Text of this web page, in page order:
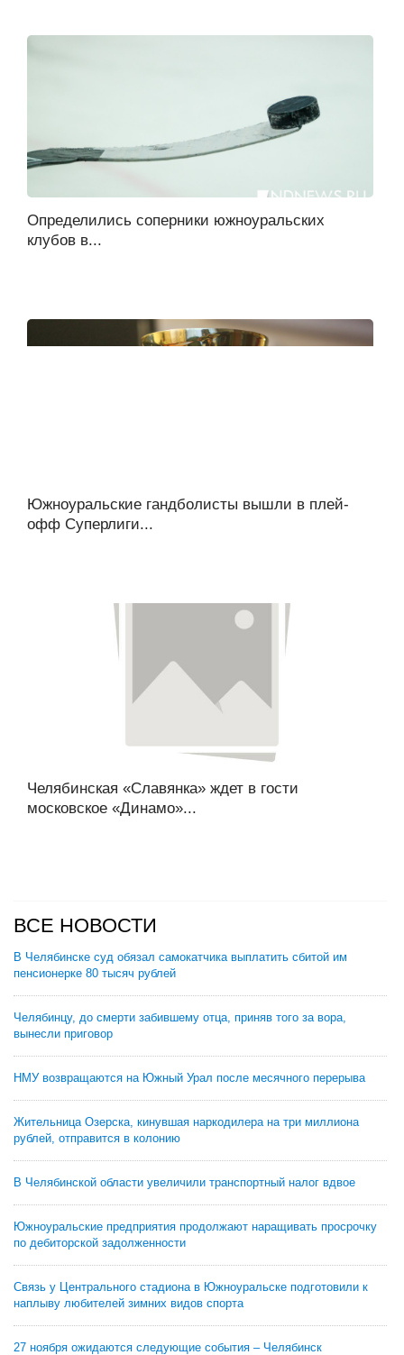
Определились соперники южноуральских
клубов в...
Южноуральские гандболисты вышли в плей-
офф Суперлиги...
Челябинская «Славянка» ждет в гости
московское «Динамо»...
ВСЕ НОВОСТИ
В Челябинске суд обязал самокатчика выплатить сбитой им
пенсионерке 80 тысяч рублей
Челябинцу, до смерти забившему отца, приняв того за вора,
вынесли приговор
НМУ возвращаются на Южный Урал после месячного перерыва
Жительница Озерска, кинувшая наркодилера на три миллиона
рублей, отправится в колонию
В Челябинской области увеличили транспортный налог вдвое
Южноуральские предприятия продолжают наращивать просрочку
по дебиторской задолженности
Связь у Центрального стадиона в Южноуральске подготовили к
наплыву любителей зимних видов спорта
27 ноября ожидаются следующие события – Челябинск